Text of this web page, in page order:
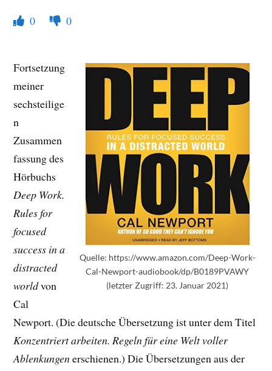
0 0
Quelle: https://www.amazon.com/Deep-Work-
Cal-Newport-audiobook/dp/B0189PVAWY
(letzter Zugriff: 23. Januar 2021)
Fortsetzung
meiner
sechsteilige
n
Zusammen
fassung des
Hörbuchs
Deep Work.
Rules for
focused
success in a
distracted
worldvon
Cal
Newport. (Die deutsche Übersetzung ist unter dem Titel
Konzentriert arbeiten. Regeln für eine Welt voller
Ablenkungenerschienen.) Die Übersetzungen aus der